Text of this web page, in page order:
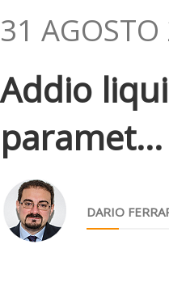
31
Addio
paramet...
DARIO